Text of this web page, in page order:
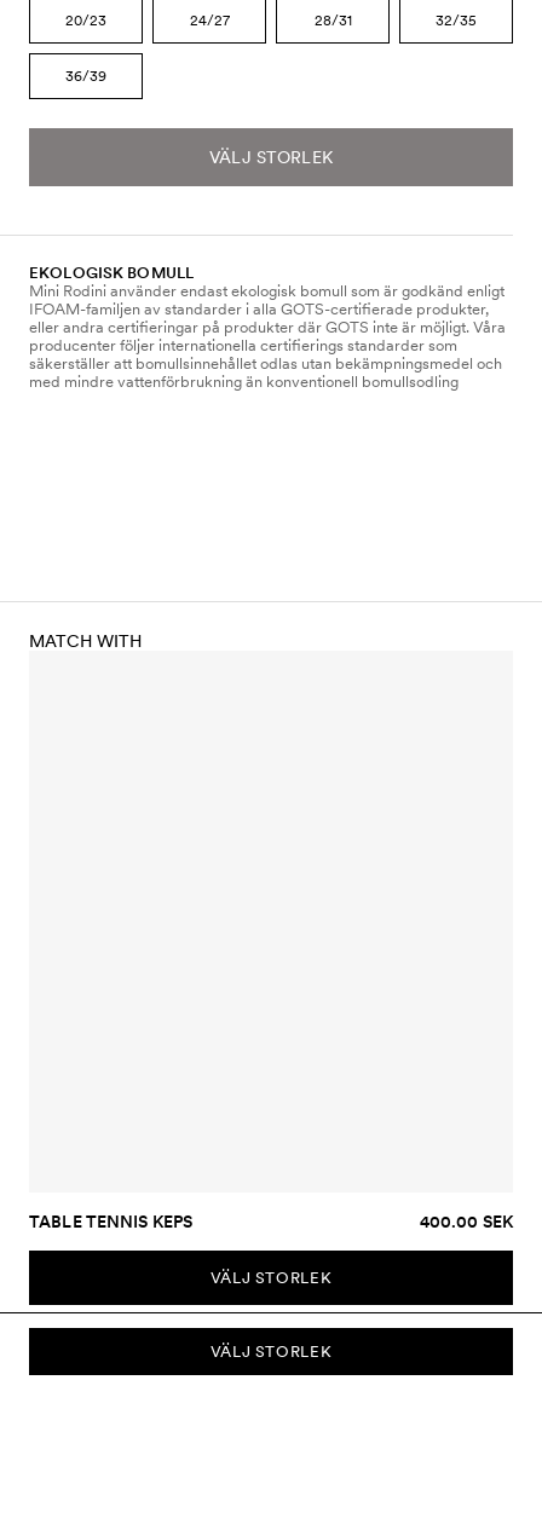
20/23 24/27 28/31 32/35
36/39
VÄLJ STORLEK
EKOLOGISK BOMULL
Mini Rodini använder endast ekologisk bomull som är godkänd enligt
IFOAM-familjen av standarder i alla GOTS-certifierade produkter,
eller andra certifieringar på produkter där GOTS inte är möjligt. Våra
producenter följer internationella certifierings standarder som
säkerställer att bomullsinnehållet odlas utan bekämpningsmedel och
med mindre vattenförbrukning än konventionell bomullsodling
VÄLJ STORLEK
MATCH WITH
TABLE TENNIS KEPS 400.00 SEK
VÄLJ STORLEK